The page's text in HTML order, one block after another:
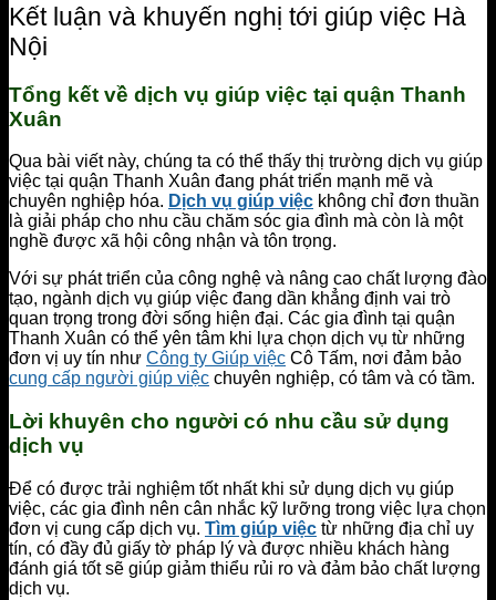
Kết luận và khuyến nghị tới giúp việc Hà
Nội
Tổng kết về dịch vụ giúp việc tại quận Thanh
Xuân
Qua bài viết này, chúng ta có thể thấy thị trường dịch vụ giúp
việc tại quận Thanh Xuân đang phát triển mạnh mẽ và
chuyên nghiệp hóa. Dịch vụ giúp việc không chỉ đơn thuần
là giải pháp cho nhu cầu chăm sóc gia đình mà còn là một
nghề được xã hội công nhận và tôn trọng.
Với sự phát triển của công nghệ và nâng cao chất lượng đào
tạo, ngành dịch vụ giúp việc đang dần khẳng định vai trò
quan trọng trong đời sống hiện đại. Các gia đình tại quận
Thanh Xuân có thể yên tâm khi lựa chọn dịch vụ từ những
đơn vị uy tín như Công ty Giúp việc Cô Tấm, nơi đảm bảo
cung cấp người giúp việc chuyên nghiệp, có tâm và có tầm.
Lời khuyên cho người có nhu cầu sử dụng
dịch vụ
Để có được trải nghiệm tốt nhất khi sử dụng dịch vụ giúp
việc, các gia đình nên cân nhắc kỹ lưỡng trong việc lựa chọn
đơn vị cung cấp dịch vụ. Tìm giúp việc từ những địa chỉ uy
tín, có đầy đủ giấy tờ pháp lý và được nhiều khách hàng
đánh giá tốt sẽ giúp giảm thiểu rủi ro và đảm bảo chất lượng
dịch vụ.